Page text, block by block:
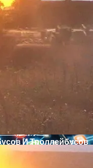
Власти В
Мир Не Обмануть
На Юге Исландии:
И Эвакуация
Маршруты
И Троллейбусов